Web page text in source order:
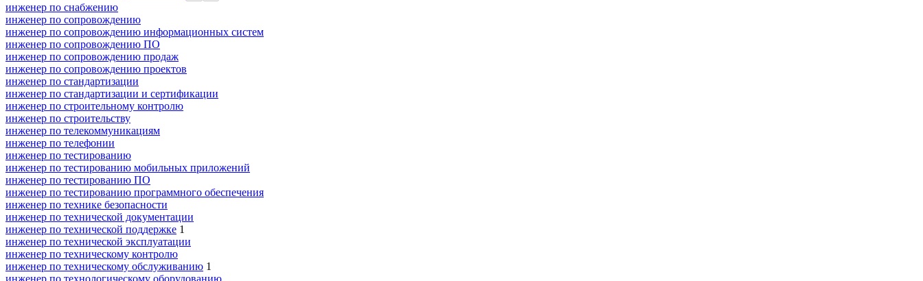
инженер по снабжению
инженер по сопровождению
инженер по сопровождению информационных систем
инженер по сопровождению ПО
инженер по сопровождению продаж
инженер по сопровождению проектов
инженер по стандартизации
инженер по стандартизации и сертификации
инженер по строительному контролю
инженер по строительству
инженер по телекоммуникациям
инженер по телефонии
инженер по тестированию
инженер по тестированию мобильных приложений
инженер по тестированию ПО
инженер по тестированию программного обеспечения
инженер по технике безопасности
инженер по технической документации
инженер по технической поддержке 1
инженер по технической эксплуатации
инженер по техническому контролю
инженер по техническому обслуживанию 1
инженер по технологическому оборудованию